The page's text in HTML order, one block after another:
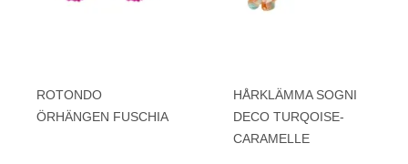
ROTONDO
ÖRHÄNGEN FUSCHIA
HÅRKLÄMMA SOGNI
DECO TURQOISE-
CARAMELLE